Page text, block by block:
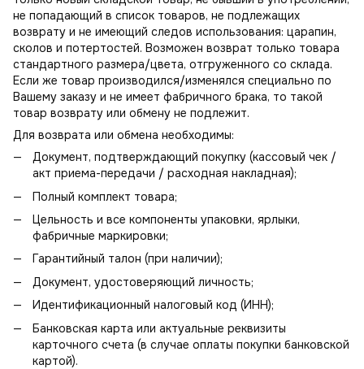
не попадающий в список товаров, не подлежащих
возврату и не имеющий следов использования: царапин,
сколов и потертостей. Возможен возврат только товара
стандартного размера/цвета, отгруженного со склада.
Если же товар производился/изменялся специально по
Вашему заказу и не имеет фабричного брака, то такой
товар возврату или обмену не подлежит.
Для возврата или обмена необходимы:
Документ, подтверждающий покупку (кассовый чек /
акт приема-передачи / расходная накладная);
Полный комплект товара;
Цельность и все компоненты упаковки, ярлыки,
фабричные маркировки;
Гарантийный талон (при наличии);
Документ, удостоверяющий личность;
Идентификационный налоговый код (ИНН);
Банковская карта или актуальные реквизиты
карточного счета (в случае оплаты покупки банковской
картой).